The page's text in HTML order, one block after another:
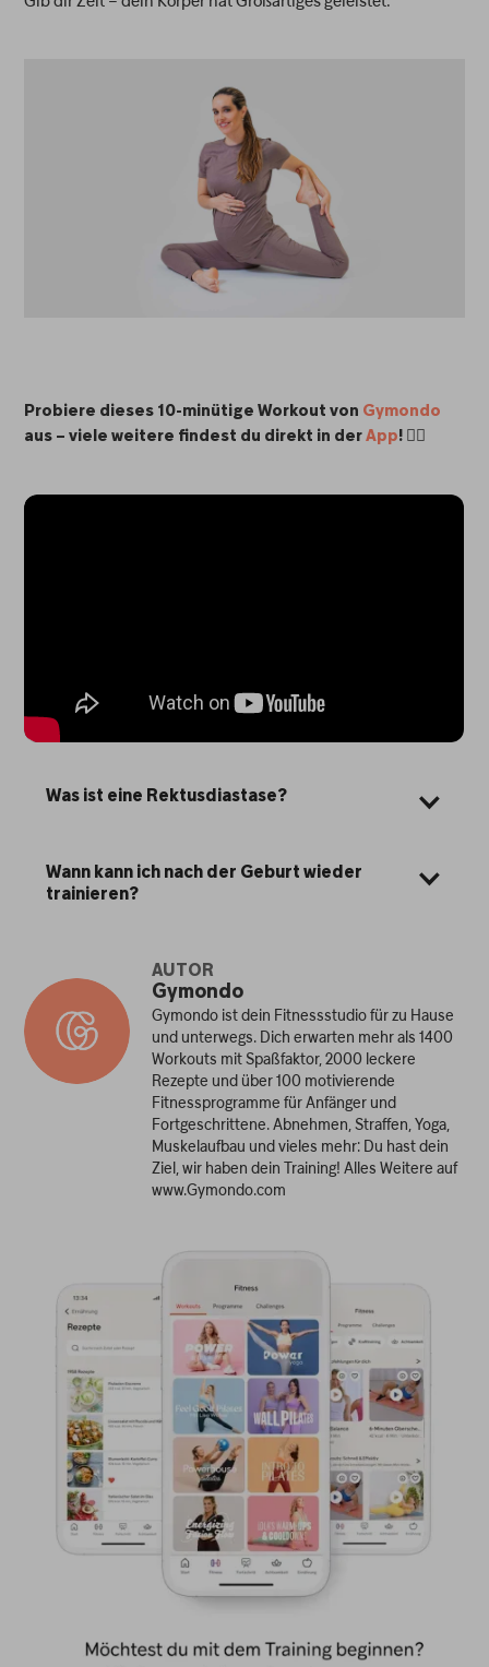
Probiere dieses 10-minütige Workout von Gymondo
aus – viele weitere findest du direkt in derApp! 👇🏽
Was ist eine Rektusdiastase?
Wann kann ich nach der Geburt wieder
trainieren?
AUTOR
Gymondo
Gymondo ist dein Fitnessstudio für zu Hause
und unterwegs. Dich erwarten mehr als 1400
Workouts mit Spaßfaktor, 2000 leckere
Rezepte und über 100 motivierende
Fitnessprogramme für Anfänger und
Fortgeschrittene. Abnehmen, Straffen, Yoga,
Muskelaufbau und vieles mehr: Du hast dein
Ziel, wir haben dein Training! Alles Weitere auf
www.Gymondo.com